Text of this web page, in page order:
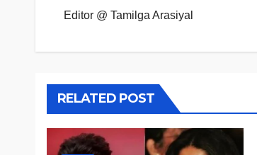
Editor @ Tamilga Arasiyal
RELATED POST